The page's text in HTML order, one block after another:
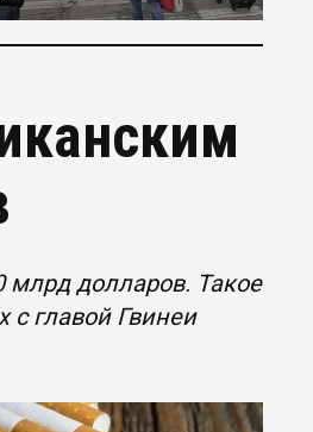
млрд долларов. Такое
главой Гвинеи